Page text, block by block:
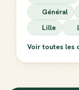
Général
Lille
Voir toutes les